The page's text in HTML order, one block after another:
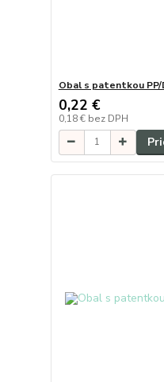
Obal s patentkou PP/
0,22 €
0,18 € bez DPH